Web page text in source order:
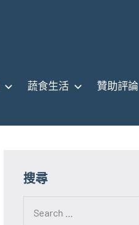
蔬食生活 贊助評論
搜尋
for: